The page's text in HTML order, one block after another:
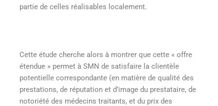
partie de celles réalisables localement.
Cette étude cherche alors à montrer que cette « offre
étendue » permet à SMN de satisfaire la clientèle
potentielle correspondante (en matière de qualité des
prestations, de réputation et d’image du prestataire, de
notoriété des médecins traitants, et du prix des